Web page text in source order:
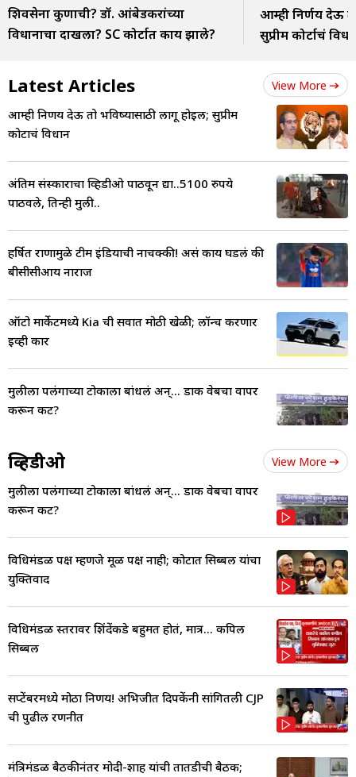
शिवसेना कुणाची? डॉ. आंबेडकरांच्या
विधानाचा दाखला? SC कोर्टात काय झाले?
आम्ही निर्णय देऊ
सुप्रीम कोर्टाचं
Latest Articles View More
आम्ही निर्णय देऊ तो भविष्यासाठी लागू होईल; सुप्रीम
कोर्टाचं विधान
अंतिम संस्काराचा व्हिडीओ पाठवून द्या..5100 रुपये
पाठवले, तिन्ही मुली..
हर्षित राणामुळे टीम इंडियाची नाचक्की! असं काय घडलं की
बीसीसीआय नाराज
ऑटो मार्केटमध्ये Kia ची सर्वात मोठी खेळी; लॉन्च करणार
ईव्ही कार
मुलीला पलंगाच्या टोकाला बांधलं अन्... डार्क वेबचा वापर
करून कट?
व्हिडीओ View More
मुलीला पलंगाच्या टोकाला बांधलं अन्... डार्क वेबचा वापर
करून कट?
विधिमंडळ पक्ष म्हणजे मूळ पक्ष नाही; कोर्टात सिब्बल यांचा
युक्तिवाद
विधिमंडळ स्तरावर शिंदेंकडे बहुमत होतं, मात्र... कपिल
सिब्बल
सप्टेंबरमध्ये मोठा निर्णय! अभिजीत दिपकेंनी सांगितली CJP
ची पुढील रणनीत
मंत्रिमंडळ बैठकीनंतर मोदी-शाह यांची तातडीची बैठक;